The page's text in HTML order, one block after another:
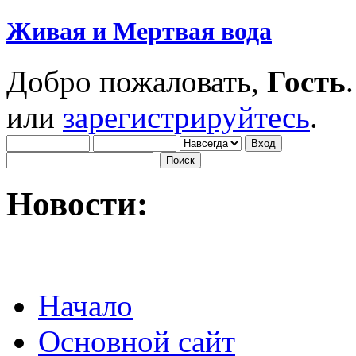
Живая и Мертвая вода
Добро пожаловать, Гость
или зарегистрируйтесь.
Новости:
Начало
Основной сайт